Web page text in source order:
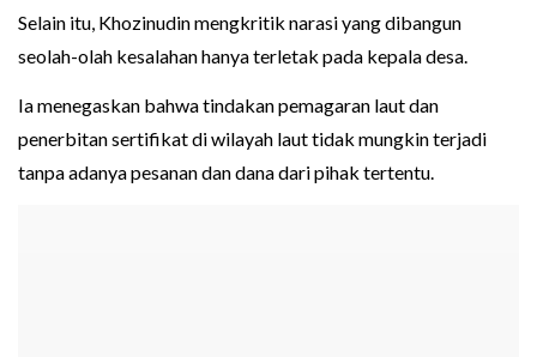
Selain itu, Khozinudin mengkritik narasi yang dibangun
seolah-olah kesalahan hanya terletak pada kepala desa.
Ia menegaskan bahwa tindakan pemagaran laut dan
penerbitan sertifikat di wilayah laut tidak mungkin terjadi
tanpa adanya pesanan dan dana dari pihak tertentu.